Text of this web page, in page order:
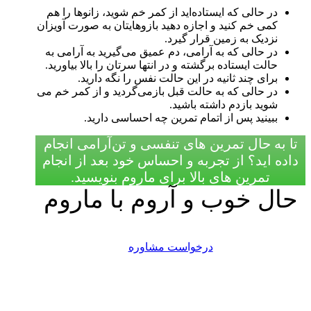
در حالی که ایستاده‌اید از کمر خم شوید، زانوها را هم
کمی خم کنید و اجازه دهید بازوهایتان به صورت آویزان
نزدیک به زمین قرار گیرد.
در حالی که به آرامی، دم عمیق می‌گیرید به آرامی به
حالت ایستاده برگشته و در انتها سرتان را بالا بیاورید.
برای چند ثانیه در این حالت نفس را نگه دارید.
در حالی که به حالت قبل بازمی‌گردید و از کمر خم می
شوید بازدم داشته باشید.
ببینید پس از اتمام تمرین چه احساسی دارید.
تا به حال تمرین های تنفسی و تن‌آرامی انجام
داده اید؟ از تجربه و احساس خود بعد از انجام
تمرین های بالا برای ماروم بنویسید.
حال خوب و آروم با ماروم
درخواست مشاوره